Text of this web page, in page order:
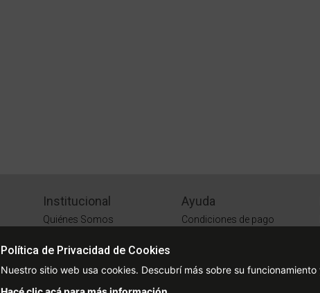
Institucional
Quiénes Somos
Términos y Condiciones
Sustentabilidad
Ayuda
Condiciones de pago
¿Cómo comprar?
Política de Privacidad de Cookies
Nuestro sitio web usa cookies. Descubrí más sobre su